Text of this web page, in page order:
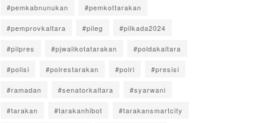
#pemkabnunukan #pemkottarakan
#pemprovkaltara #pileg #pilkada2024
#pilpres #pjwalikotatarakan #poldakaltara
#polisi #polrestarakan #polri #presisi
#ramadan #senatorkaltara #syarwani
#tarakan #tarakanhibot #tarakansmartcity